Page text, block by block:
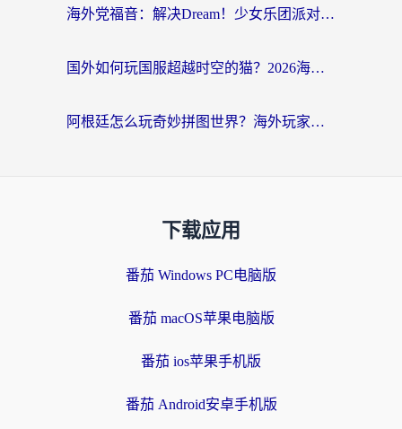
海外党福音：解决Dream！少女乐团派对！国外延迟的实用指南，附北美英国游戏加速方案
国外如何玩国服超越时空的猫？2026海外党必看的加速器选择指南
阿根廷怎么玩奇妙拼图世界？海外玩家国服游戏加速全攻略（附帕斯卡契约战舰少女解决方案）
下载应用
番茄 Windows PC电脑版
番茄 macOS苹果电脑版
番茄 ios苹果手机版
番茄 Android安卓手机版